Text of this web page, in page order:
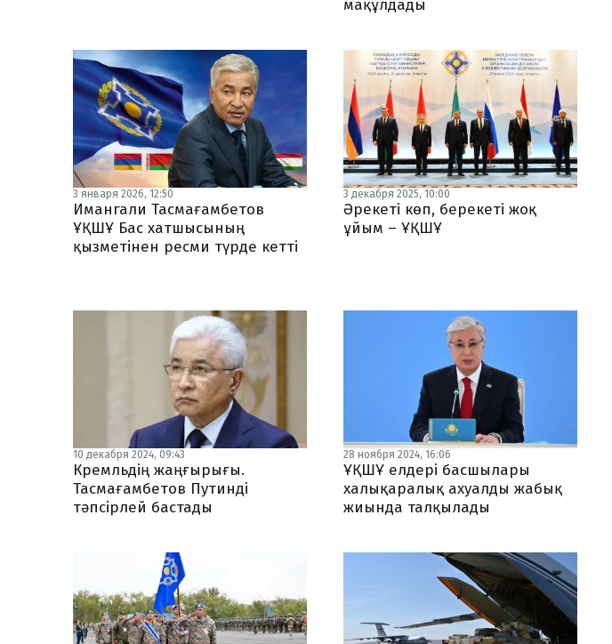
мақұлдады
3 января 2026, 12:50
Имангали Тасмағамбетов
ҰҚШҰ Бас хатшысының
қызметінен ресми түрде кетті
3 декабря 2025, 10:00
Әрекеті көп, берекеті жоқ
ұйым – ҰҚШҰ
10 декабря 2024, 09:43
Кремльдің жаңғырығы.
Тасмағамбетов Путинді
тәпсірлей бастады
28 ноября 2024, 16:06
ҰҚШҰ елдері басшылары
халықаралық ахуалды жабық
жиында талқылады